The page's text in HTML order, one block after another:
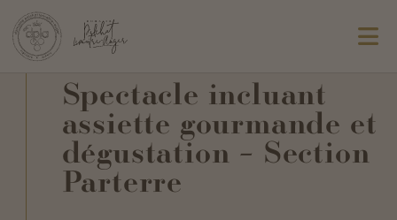
Spectacle incluant
assiette gourmande et
dégustation – Section
Parterre